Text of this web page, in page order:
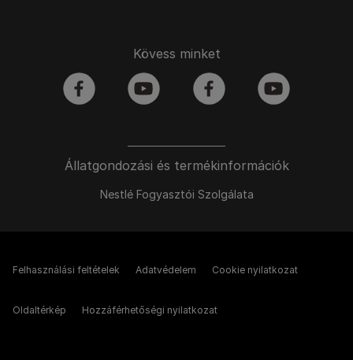
Állatgondozási és termékinformációk
Nestlé Fogyasztói Szolgálata
Kövess minket
facebook youtube facebook youtube
Felhasználási feltételek Adatvédelem Cookie nyilatkozat
Oldaltérkép Hozzáférhetőségi nyilatkozat